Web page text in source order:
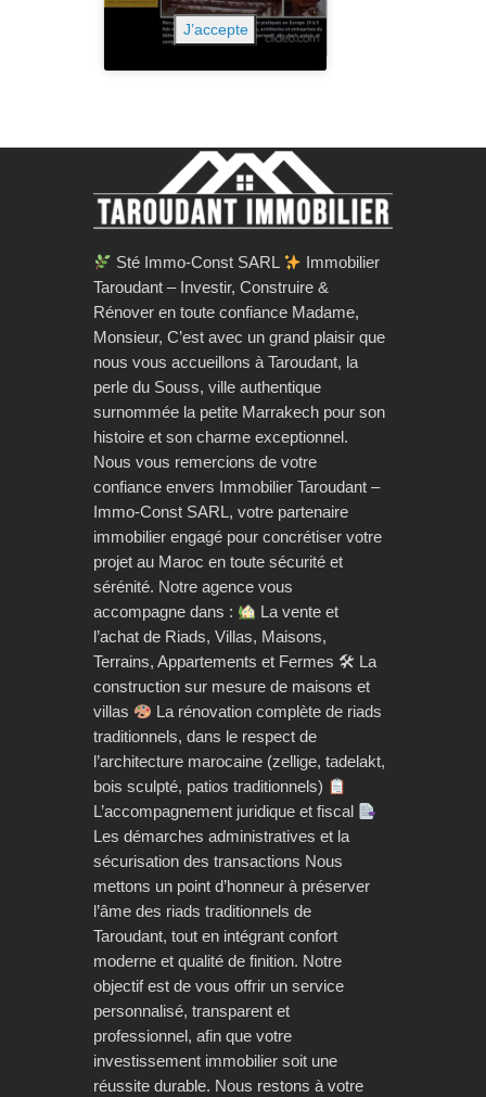
J’accepte
Sté Immo-Const SARL
Immobilier
Taroudant – Investir, Construire &
Rénover en toute confiance Madame,
Monsieur, C’est avec un grand plaisir que
nous vous accueillons à Taroudant, la
perle du Souss, ville authentique
surnommée la petite Marrakech pour son
histoire et son charme exceptionnel.
Nous vous remercions de votre
confiance envers Immobilier Taroudant –
Immo-Const SARL, votre partenaire
immobilier engagé pour concrétiser votre
projet au Maroc en toute sécurité et
sérénité. Notre agence vous
accompagne dans :
La vente et
l’achat de Riads, Villas, Maisons,
Terrains, Appartements et Fermes 🛠 La
construction sur mesure de maisons et
villas
La rénovation complète de riads
traditionnels, dans le respect de
l’architecture marocaine (zellige, tadelakt,
bois sculpté, patios traditionnels)
L’accompagnement juridique et fiscal
Les démarches administratives et la
sécurisation des transactions Nous
mettons un point d’honneur à préserver
l’âme des riads traditionnels de
Taroudant, tout en intégrant confort
moderne et qualité de finition. Notre
objectif est de vous offrir un service
personnalisé, transparent et
professionnel, afin que votre
investissement immobilier soit une
réussite durable. Nous restons à votre